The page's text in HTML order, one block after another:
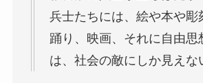
兵士たちには、絵や本や彫
踊り、映画、それに自由思
は、社会の敵にしか見えな